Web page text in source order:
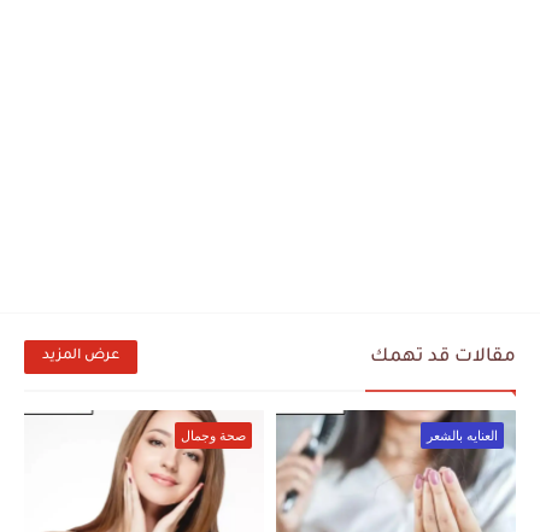
مقالات قد تهمك عرض المزيد
العنايه بالشعر صحة وجمال